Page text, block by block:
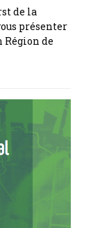
de la
présenter
Région de